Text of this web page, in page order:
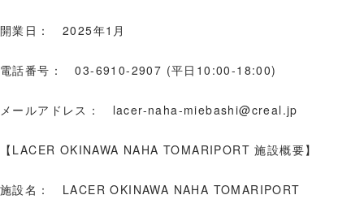
開業日： 2025年1月
電話番号： 03-6910-2907 (平日10:00-18:00)
メールアドレス： lacer-naha-miebashi@creal.jp
【LACER OKINAWA NAHA TOMARIPORT 施設概要】
施設名： LACER OKINAWA NAHA TOMARIPORT